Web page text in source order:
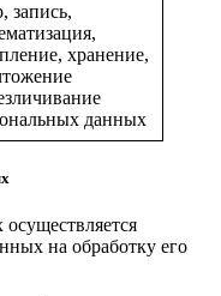
запись,
хранение,
данных
на обработку его